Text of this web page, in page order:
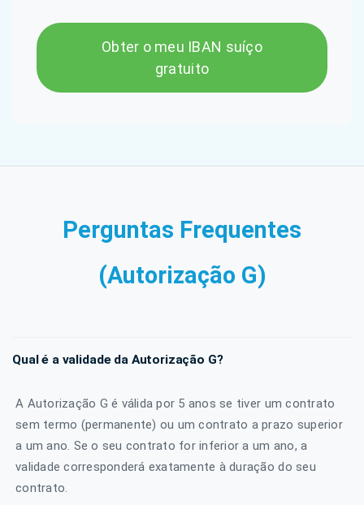
Obter o meu IBAN suíço
gratuito
Perguntas Frequentes
(Autorização G)
Qual é a validade da Autorização G?
A Autorização G é válida por 5 anos se tiver um contrato
sem termo (permanente) ou um contrato a prazo superior
a um ano. Se o seu contrato for inferior a um ano, a
validade corresponderá exatamente à duração do seu
contrato.